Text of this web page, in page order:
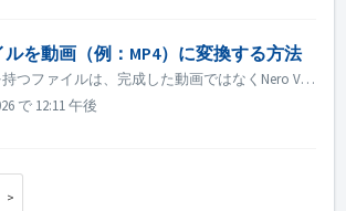
ルを動画（例：MP4）に変換する方法
.nvc拡張子を持つファイルは、完成した動画ではなくNero Videoのプロジェクトファイルです。編集指示とソースメディアへのリンクが含まれており、Nero Videoでのみ開くことができます。 プロジェクトから標準動画ファイル（MP4など）を取得するには： 1. Nero Videoを開きます。 2...
で 12:11 午後